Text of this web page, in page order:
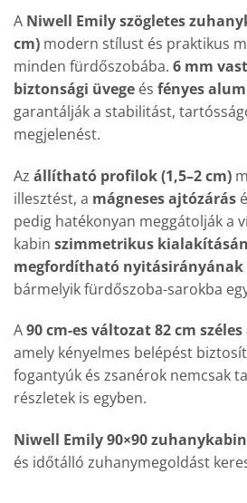
A Niwell Emily szögletes
cm) modern stílust és praktikus
minden fürdőszobába. 6 mm
biztonsági üvege és fényes
garantálják a stabilitást,
megjelenést.
Az állítható profilok (1,5–2 cm)
illesztést, a mágneses ajtózárás
pedig hatékonyan meggátolják a
kabin szimmetrikus
megfordítható nyitásirányának
bármelyik fürdőszoba-sarokba
A90 cm-es változat 82 cm
amely kényelmes belépést
fogantyúk és zsanérok nemcsak
részletek is egyben.
Niwell Emily 90×90 zuhanykabin
és időtálló zuhanymegoldást